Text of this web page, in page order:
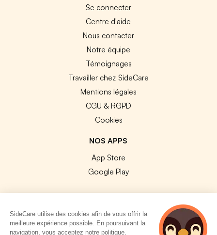
Se connecter
Centre d'aide
Nous contacter
Notre équipe
Témoignages
Travailler chez SideCare
Mentions légales
CGU & RGPD
Cookies
NOS APPS
App Store
Google Play
© 2026 SideCare. Tous droits réservés.
SideCare utilise des cookies afin de vous offrir la
meilleure expérience possible. En poursuivant la
navigation, vous acceptez notre politique.